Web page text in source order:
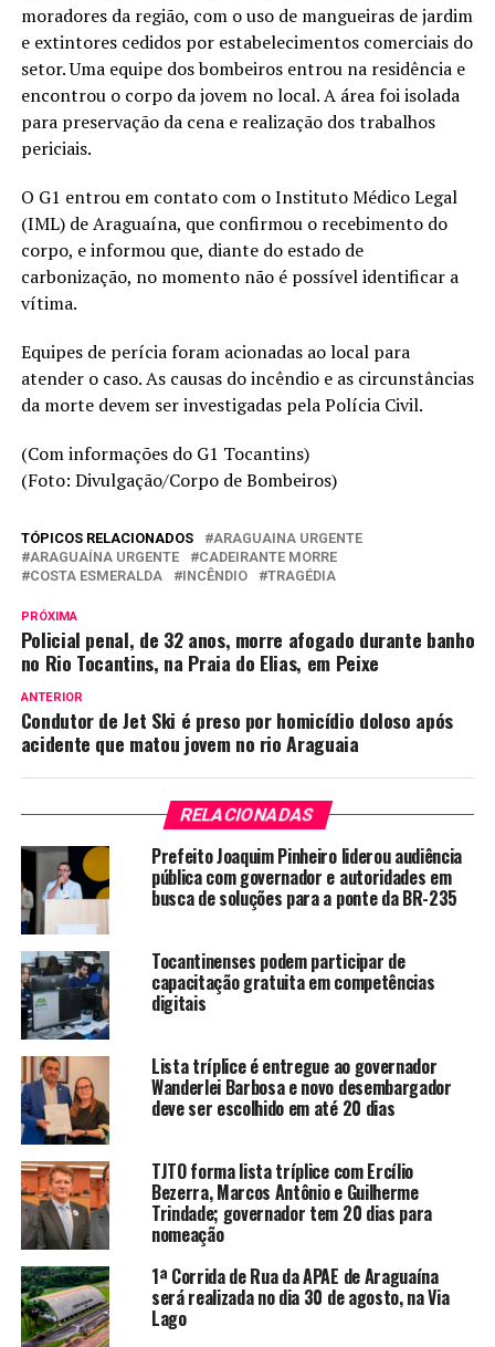
moradores da região, com o uso de mangueiras de jardim
e extintores cedidos por estabelecimentos comerciais do
setor. Uma equipe dos bombeiros entrou na residência e
encontrou o corpo da jovem no local. A área foi isolada
para preservação da cena e realização dos trabalhos
periciais.
O G1 entrou em contato com o Instituto Médico Legal
(IML) de Araguaína, que confirmou o recebimento do
corpo, e informou que, diante do estado de
carbonização, no momento não é possível identificar a
vítima.
Equipes de perícia foram acionadas ao local para
atender o caso. As causas do incêndio e as circunstâncias
da morte devem ser investigadas pela Polícia Civil.
(Com informações do G1 Tocantins)
(Foto: Divulgação/Corpo de Bombeiros)
TÓPICOS RELACIONADOS
ARAGUAINA URGENTE
ARAGUAÍNA URGENTE
CADEIRANTE MORRE
COSTA ESMERALDA
INCÊNDIO TRAGÉDIA
PRÓXIMA
Policial penal, de 32 anos, morre afogado durante banho
no Rio Tocantins, na Praia do Elias, em Peixe
ANTERIOR
Condutor de Jet Ski é preso por homicídio doloso após
acidente que matou jovem no rio Araguaia
RELACIONADAS
Prefeito Joaquim Pinheiro liderou audiência
pública com governador e autoridades em
busca de soluções para a ponte da BR-235
Tocantinenses podem participar de
capacitação gratuita em competências
digitais
Lista tríplice é entregue ao governador
Wanderlei Barbosa e novo desembargador
deve ser escolhido em até 20 dias
TJTO forma lista tríplice com Ercílio
Bezerra, Marcos Antônio e Guilherme
Trindade; governador tem 20 dias para
nomeação
1ª Corrida de Rua da APAE de Araguaína
será realizada no dia 30 de agosto, na Via
Lago